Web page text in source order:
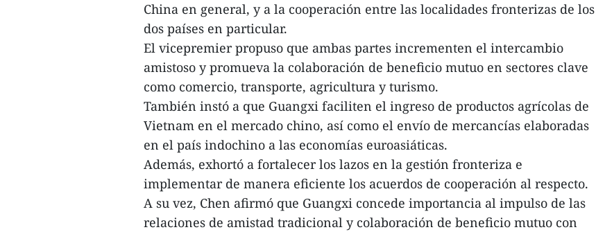
China en general, y a la cooperación entre las localidades fronterizas de los
dos países en particular.
El vicepremier propuso que ambas partes incrementen el intercambio
amistoso y promueva la colaboración de beneficio mutuo en sectores clave
como comercio, transporte, agricultura y turismo.
También instó a que Guangxi faciliten el ingreso de productos agrícolas de
Vietnam en el mercado chino, así como el envío de mercancías elaboradas
en el país indochino a las economías euroasiáticas.
Además, exhortó a fortalecer los lazos en la gestión fronteriza e
implementar de manera eficiente los acuerdos de cooperación al respecto.
A su vez, Chen afirmó que Guangxi concede importancia al impulso de las
relaciones de amistad tradicional y colaboración de beneficio mutuo con